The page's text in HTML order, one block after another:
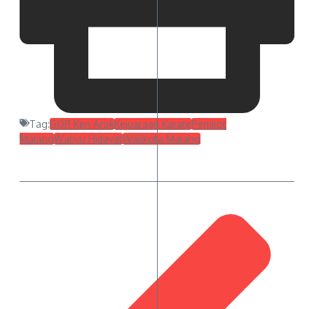
Tag:GOR Ken ArokKejuaraan KaratePemkot
MalangWahyu HidayatWalikota Malang